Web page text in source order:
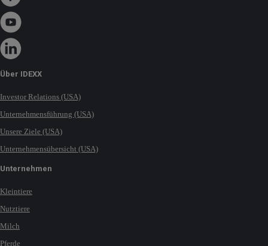
Über IDEXX
Investor Relations (USA)
Unternehmensführung (USA)
Unsere Ziele (USA)
Unternehmensübersicht (USA)
Unternehmen
Kleintiere
Nutztiere
Milch
Pferde